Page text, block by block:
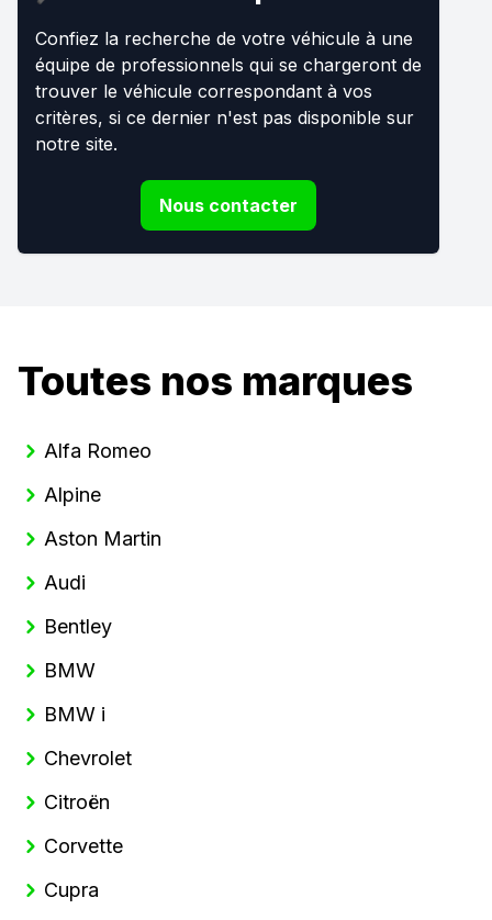
Confiez la recherche de votre véhicule à une
équipe de professionnels qui se chargeront de
trouver le véhicule correspondant à vos
critères, si ce dernier n'est pas disponible sur
notre site.
Nous contacter
Toutes nos marques
Alfa Romeo
Alpine
Aston Martin
Audi
Bentley
BMW
BMW i
Chevrolet
Citroën
Corvette
Cupra